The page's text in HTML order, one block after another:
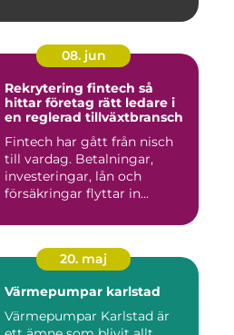
08. jun
Rekrytering fintech så
hittar företag rätt ledare i
en reglerad tillväxtbransch
Fintech har gått från nisch
till vardag. Betalningar,
investeringar, lån och
försäkringar flyttar in...
20. maj
Värmepumpar karlstad
Värmepumpar Karlstad är